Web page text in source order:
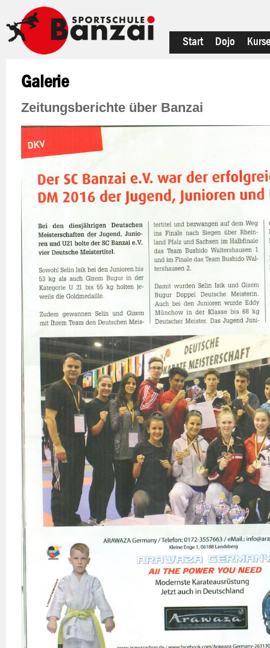
Start Dojo Kurse
Galerie
Zeitungsberichte über Banzai